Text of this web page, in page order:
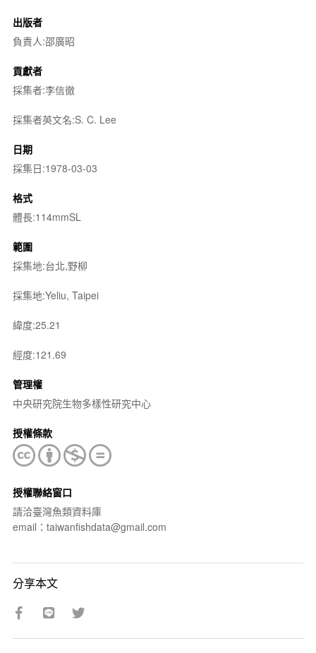
出版者
負責人:邵廣昭
貢獻者
採集者:李信徹
採集者英文名:S. C. Lee
日期
採集日:1978-03-03
格式
體長:114mmSL
範圍
採集地:台北,野柳
採集地:Yeliu, Taipei
緯度:25.21
經度:121.69
管理權
中央研究院生物多樣性研究中心
授權條款
授權聯絡窗口
請洽臺灣魚類資料庫
email：taiwanfishdata@gmail.com
分享本文